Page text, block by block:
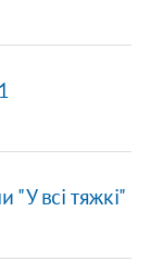
"У всі тяжкі"